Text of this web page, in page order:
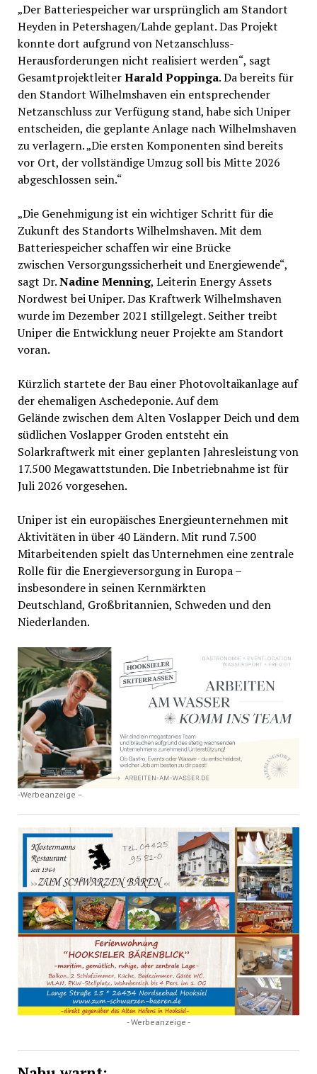
„Der Batteriespeicher war ursprünglich am Standort
Heyden in Petershagen/Lahde geplant. Das Projekt
konnte dort aufgrund von Netzanschluss-
Herausforderungen nicht realisiert werden“, sagt
GesamtprojektleiterHarald Poppinga. Da bereits für
den Standort Wilhelmshaven ein entsprechender
Netzanschluss zur Verfügung stand, habe sich Uniper
entscheiden, die geplante Anlage nach Wilhelmshaven
zu verlagern. „Die ersten Komponenten sind bereits
vor Ort, der vollständige Umzug soll bis Mitte 2026
abgeschlossen sein.“
„Die Genehmigung ist ein wichtiger Schritt für die
Zukunft des Standorts Wilhelmshaven. Mit dem
Batteriespeicher schaffen wir eine Brücke
zwischen Versorgungssicherheit und Energiewende“,
sagt Dr.Nadine Menning, Leiterin Energy Assets
Nordwest bei Uniper. Das Kraftwerk Wilhelmshaven
wurde im Dezember 2021 stillgelegt. Seither treibt
Uniper die Entwicklung neuer Projekte am Standort
voran.
Kürzlich startete der Bau einer Photovoltaikanlage auf
der ehemaligen Aschedeponie. Auf dem
Gelände zwischen dem Alten Voslapper Deich und dem
südlichen Voslapper Groden entsteht ein
Solarkraftwerk mit einer geplanten Jahresleistung von
17.500 Megawattstunden. Die Inbetriebnahme ist für
Juli 2026 vorgesehen.
Uniper ist ein europäisches Energieunternehmen mit
Aktivitäten in über 40 Ländern. Mit rund 7.500
Mitarbeitenden spielt das Unternehmen eine zentrale
Rolle für die Energieversorgung in Europa –
insbesondere in seinen Kernmärkten
Deutschland, Großbritannien, Schweden und den
Niederlanden.
-Werbeanzeige –
- Werbeanzeige -